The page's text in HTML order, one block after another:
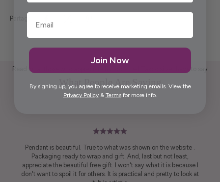
Partager
Read what those who appreciate handcrafted Taxco silver have to say
What People Are Saying
Pendant is beautiful. True to what was shown on the website .
Packaging ready to wrap and gift. And, last but not least,
appreciate the beautiful free gift. I won't say what it is because I
don't want to spoil it for others. It is practical and pretty to look at
Join Now
By signing up, you agree to receive marketing emails. View the
Privacy Policy& Termsfor more info.